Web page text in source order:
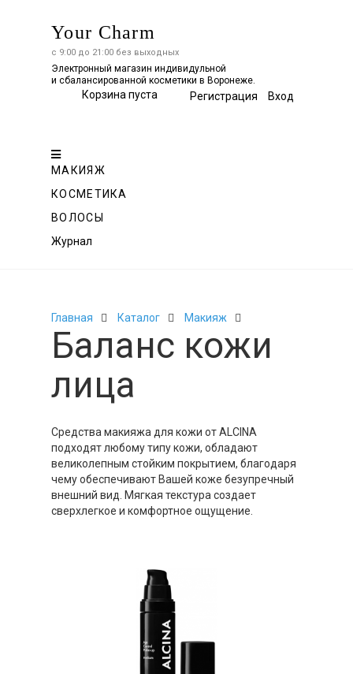
Your Charm
с 9:00 до 21:00 без выходных
Электронный магазин индивидульной
и сбалансированной косметики в Воронеже.
Корзина пуста Регистрация Вход
Весь
каталог
МАКИЯЖ
КОСМЕТИКА
ВОЛОСЫ
Журнал
Главная Каталог Макияж
Баланс кожи
лица
Средства макияжа для кожи от ALCINA
подходят любому типу кожи, обладают
великолепным стойким покрытием, благодаря
чему обеспечивают Вашей коже безупречный
внешний вид. Мягкая текстура создает
сверхлегкое и комфортное ощущение.